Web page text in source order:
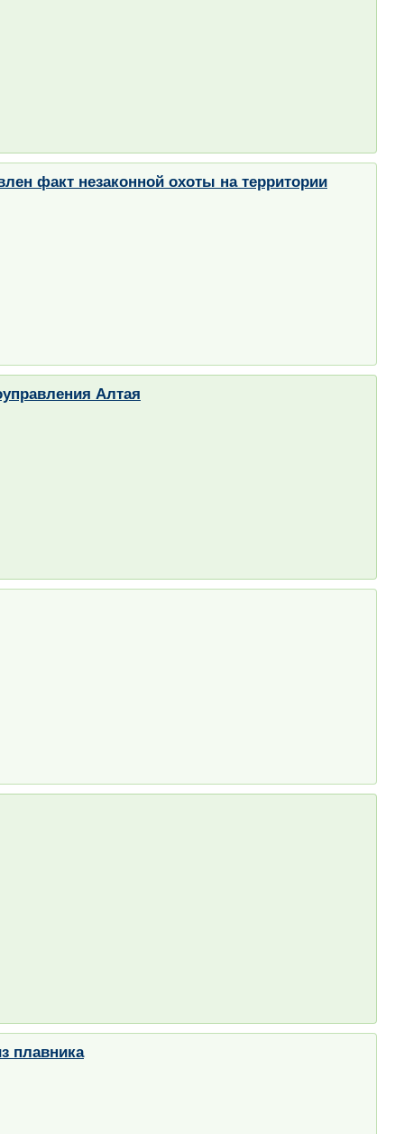
факт незаконной охоты на территории
Алтая
плавника